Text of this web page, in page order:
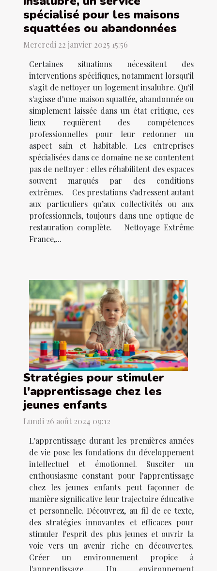
spécialisé pour les maisons
squattées ou abandonnées
Mercredi 22 janvier 2025 15:56
Certaines situations nécessitent des
interventions spécifiques, notamment lorsqu'il
s'agit de nettoyer un logement insalubre. Qu'il
s'agisse d'une maison squattée, abandonnée ou
simplement laissée dans un état critique, ces
lieux requièrent des compétences
professionnelles pour leur redonner un
aspect sain et habitable. Les entreprises
spécialisées dans ce domaine ne se contentent
pas de nettoyer : elles réhabilitent des espaces
souvent marqués par des conditions
extrêmes. Ces prestations s’adressent autant
aux particuliers qu’aux collectivités ou aux
professionnels, toujours dans une optique de
restauration complète. Nettoyage Extrême
France,...
Stratégies pour stimuler
l'apprentissage chez les
jeunes enfants
Lundi 26 août 2024 09:12
L'apprentissage durant les premières années
de vie pose les fondations du développement
intellectuel et émotionnel. Susciter un
enthousiasme constant pour l'apprentissage
chez les jeunes enfants peut façonner de
manière significative leur trajectoire éducative
et personnelle. Découvrez, au fil de ce texte,
des stratégies innovantes et efficaces pour
stimuler l'esprit des plus jeunes et ouvrir la
voie vers un avenir riche en découvertes.
Créer un environnement propice à
l'apprentissage Un environnement